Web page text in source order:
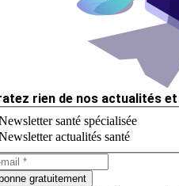
rien de nos actualités
santé spécialisée
actualités santé
gratuitement